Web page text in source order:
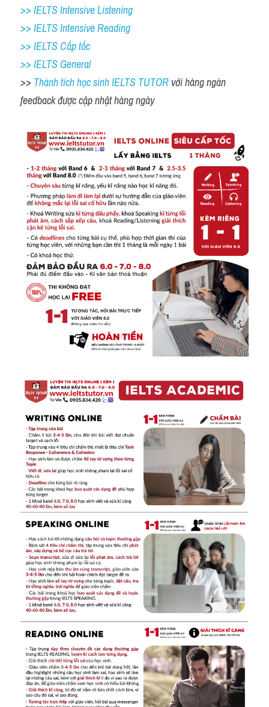
>> IELTS Intensive Listening
>> IELTS Intensive Reading
>> IELTS Cấp tốc
>> IELTS General
>> Thành tích học sinh IELTS TUTOR với hàng ngàn
feedback được cập nhật hàng ngày